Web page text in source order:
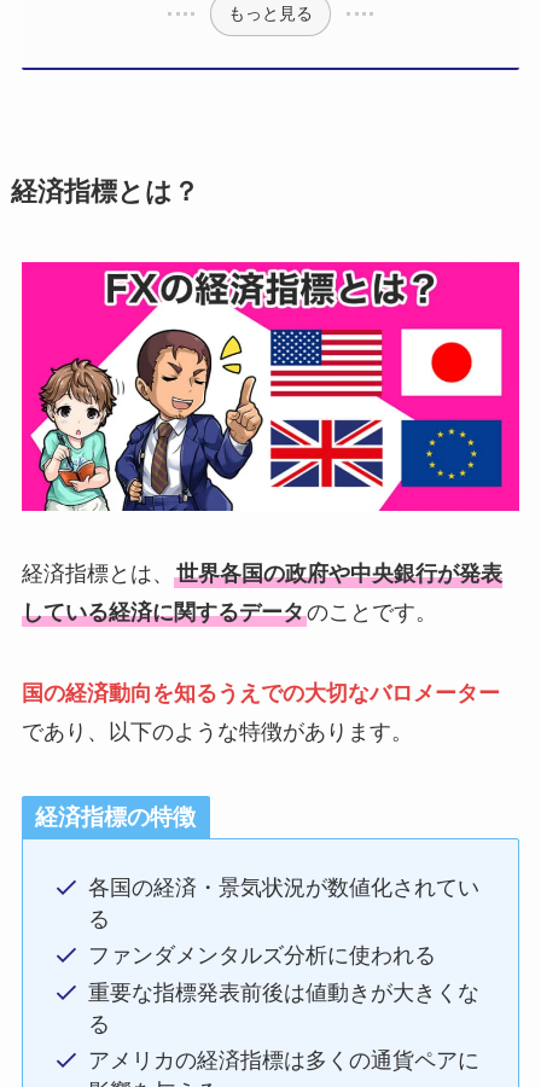
もっと見る
経済指標とは？
経済指標とは、 世界各国の政府や中央銀行が発表
している経済に関するデータのことです。
国の経済動向を知るうえでの大切なバロメーター
であり、以下のような特徴があります。
経済指標の特徴
各国の経済・景気状況が数値化されてい
る
ファンダメンタルズ分析に使われる
重要な指標発表前後は値動きが大きくな
る
アメリカの経済指標は多くの通貨ペアに